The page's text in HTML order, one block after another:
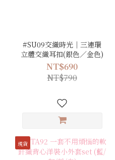
#SU09交織時光｜三連環
立體交織耳扣(銀色／金色)
NT$690
NT$790
現貨